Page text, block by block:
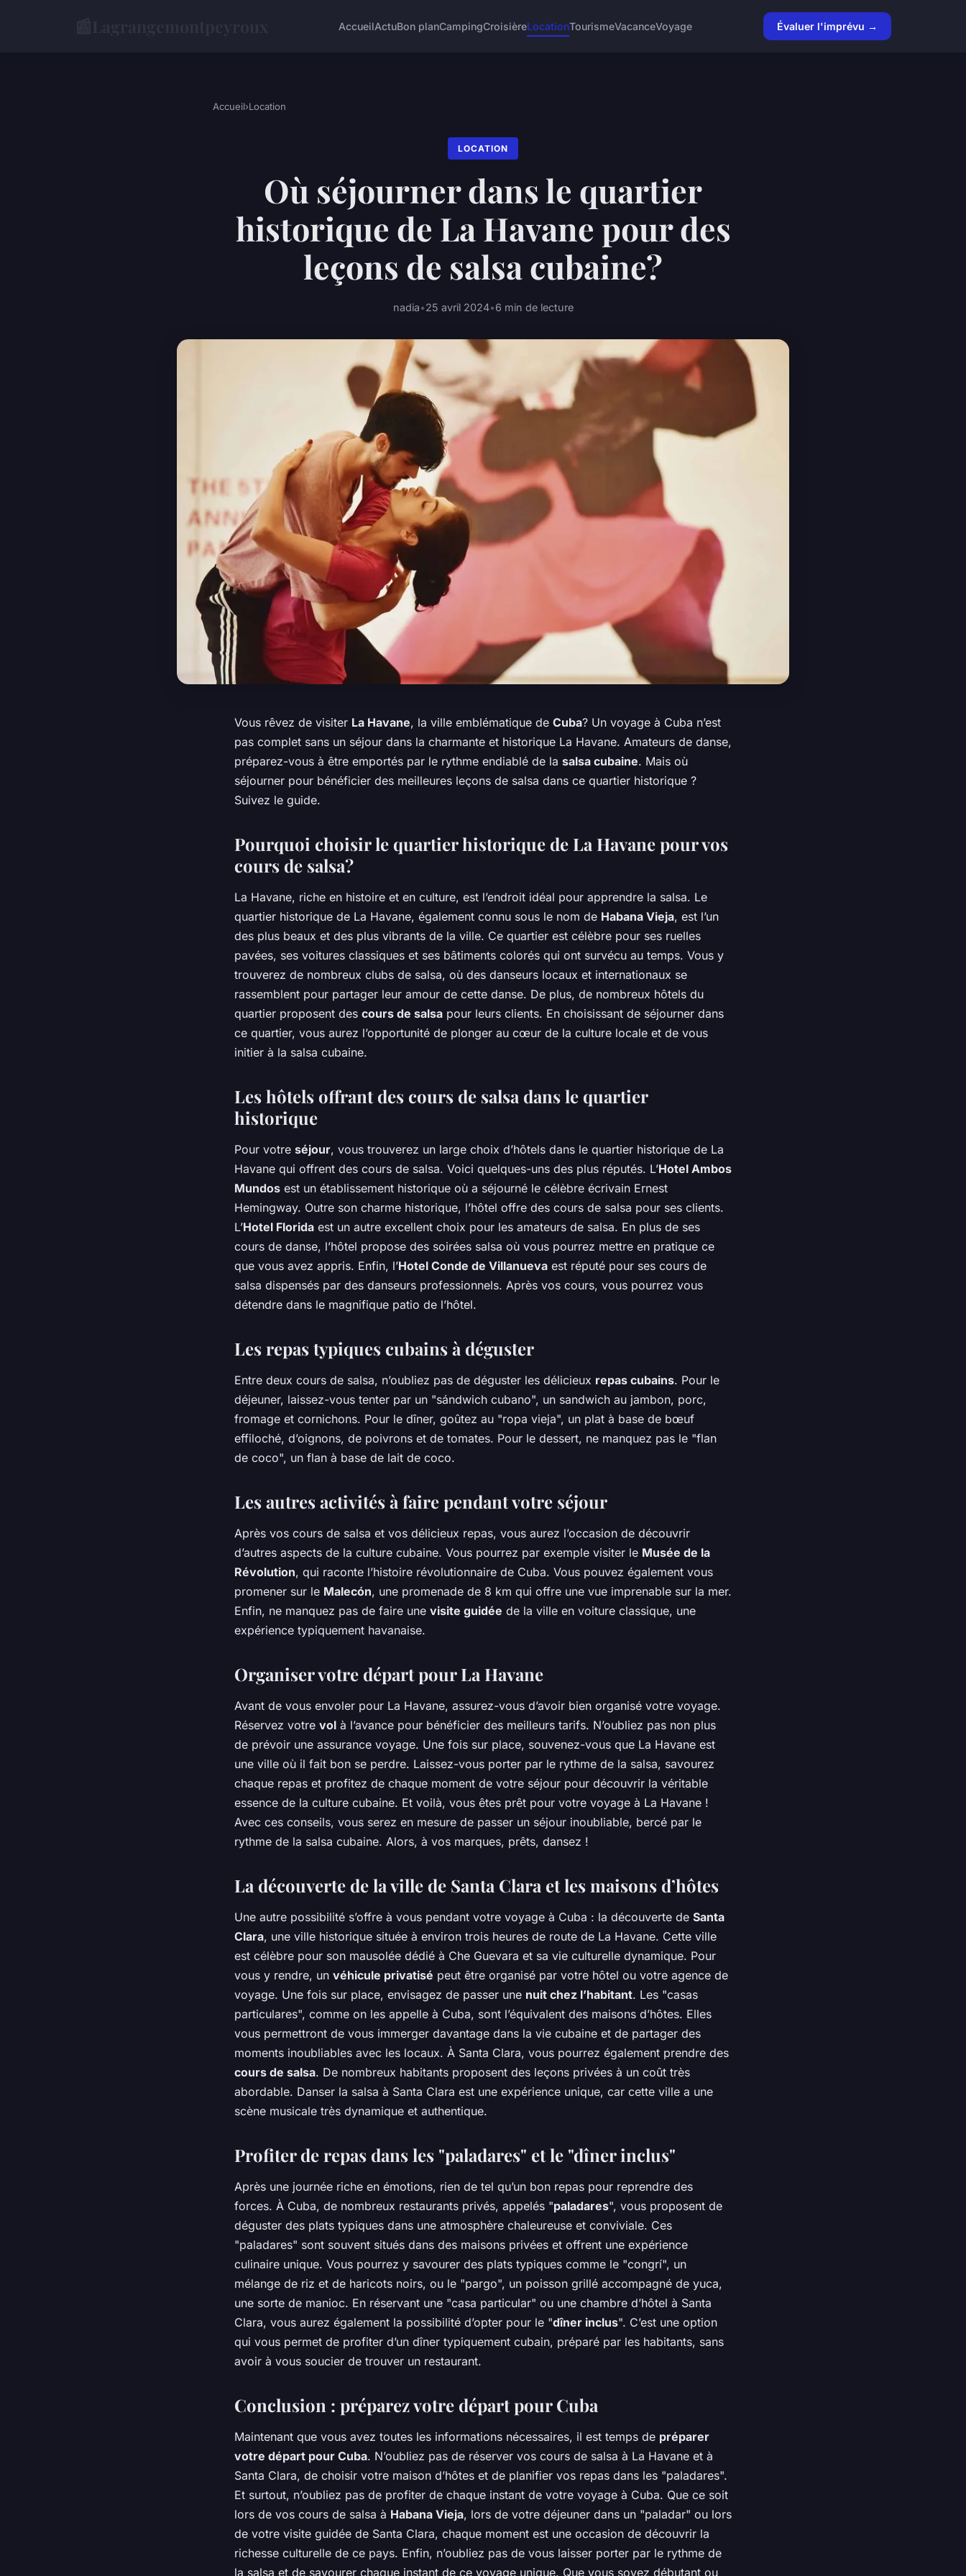
AccueilActuBon planCampingCroisièreLocationTourismeVacanceVoyage Évaluer l'imprévu →
Accueil›Location
LOCATION
Où séjourner dans le quartier
historique de La Havane pour des
leçons de salsa cubaine?
nadia•25 avril 2024•6 min de lecture
Vous rêvez de visiter La Havane, la ville emblématique de Cuba? Un voyage à Cuba n’est
pas complet sans un séjour dans la charmante et historique La Havane. Amateurs de danse,
préparez-vous à être emportés par le rythme endiablé de la salsa cubaine. Mais où
séjourner pour bénéficier des meilleures leçons de salsa dans ce quartier historique ?
Suivez le guide.
Pourquoi choisir le quartier historique de La Havane pour vos
cours de salsa?
La Havane, riche en histoire et en culture, est l’endroit idéal pour apprendre la salsa. Le
quartier historique de La Havane, également connu sous le nom de Habana Vieja, est l’un
des plus beaux et des plus vibrants de la ville. Ce quartier est célèbre pour ses ruelles
pavées, ses voitures classiques et ses bâtiments colorés qui ont survécu au temps. Vous y
trouverez de nombreux clubs de salsa, où des danseurs locaux et internationaux se
rassemblent pour partager leur amour de cette danse. De plus, de nombreux hôtels du
quartier proposent des cours de salsa pour leurs clients. En choisissant de séjourner dans
ce quartier, vous aurez l’opportunité de plonger au cœur de la culture locale et de vous
initier à la salsa cubaine.
Les hôtels offrant des cours de salsa dans le quartier
historique
Pour votre séjour, vous trouverez un large choix d’hôtels dans le quartier historique de La
Havane qui offrent des cours de salsa. Voici quelques-uns des plus réputés. L’Hotel Ambos
Mundos est un établissement historique où a séjourné le célèbre écrivain Ernest
Hemingway. Outre son charme historique, l’hôtel offre des cours de salsa pour ses clients.
L’Hotel Florida est un autre excellent choix pour les amateurs de salsa. En plus de ses
cours de danse, l’hôtel propose des soirées salsa où vous pourrez mettre en pratique ce
que vous avez appris. Enfin, l’Hotel Conde de Villanueva est réputé pour ses cours de
salsa dispensés par des danseurs professionnels. Après vos cours, vous pourrez vous
détendre dans le magnifique patio de l’hôtel.
Les repas typiques cubains à déguster
Entre deux cours de salsa, n’oubliez pas de déguster les délicieux repas cubains. Pour le
déjeuner, laissez-vous tenter par un "sándwich cubano", un sandwich au jambon, porc,
fromage et cornichons. Pour le dîner, goûtez au "ropa vieja", un plat à base de bœuf
effiloché, d’oignons, de poivrons et de tomates. Pour le dessert, ne manquez pas le "flan
de coco", un flan à base de lait de coco.
Les autres activités à faire pendant votre séjour
Après vos cours de salsa et vos délicieux repas, vous aurez l’occasion de découvrir
d’autres aspects de la culture cubaine. Vous pourrez par exemple visiter le Musée de la
Révolution, qui raconte l’histoire révolutionnaire de Cuba. Vous pouvez également vous
promener sur le Malecón, une promenade de 8 km qui offre une vue imprenable sur la mer.
Enfin, ne manquez pas de faire une visite guidée de la ville en voiture classique, une
expérience typiquement havanaise.
Organiser votre départ pour La Havane
Avant de vous envoler pour La Havane, assurez-vous d’avoir bien organisé votre voyage.
Réservez votre vol à l’avance pour bénéficier des meilleurs tarifs. N’oubliez pas non plus
de prévoir une assurance voyage. Une fois sur place, souvenez-vous que La Havane est
une ville où il fait bon se perdre. Laissez-vous porter par le rythme de la salsa, savourez
chaque repas et profitez de chaque moment de votre séjour pour découvrir la véritable
essence de la culture cubaine. Et voilà, vous êtes prêt pour votre voyage à La Havane !
Avec ces conseils, vous serez en mesure de passer un séjour inoubliable, bercé par le
rythme de la salsa cubaine. Alors, à vos marques, prêts, dansez !
La découverte de la ville de Santa Clara et les maisons d’hôtes
Une autre possibilité s’offre à vous pendant votre voyage à Cuba : la découverte de Santa
Clara, une ville historique située à environ trois heures de route de La Havane. Cette ville
est célèbre pour son mausolée dédié à Che Guevara et sa vie culturelle dynamique. Pour
vous y rendre, un véhicule privatisé peut être organisé par votre hôtel ou votre agence de
voyage. Une fois sur place, envisagez de passer une nuit chez l’habitant. Les "casas
particulares", comme on les appelle à Cuba, sont l’équivalent des maisons d’hôtes. Elles
vous permettront de vous immerger davantage dans la vie cubaine et de partager des
moments inoubliables avec les locaux. À Santa Clara, vous pourrez également prendre des
cours de salsa. De nombreux habitants proposent des leçons privées à un coût très
abordable. Danser la salsa à Santa Clara est une expérience unique, car cette ville a une
scène musicale très dynamique et authentique.
Profiter de repas dans les "paladares" et le "dîner inclus"
Après une journée riche en émotions, rien de tel qu’un bon repas pour reprendre des
forces. À Cuba, de nombreux restaurants privés, appelés "paladares", vous proposent de
déguster des plats typiques dans une atmosphère chaleureuse et conviviale. Ces
"paladares" sont souvent situés dans des maisons privées et offrent une expérience
culinaire unique. Vous pourrez y savourer des plats typiques comme le "congrí", un
mélange de riz et de haricots noirs, ou le "pargo", un poisson grillé accompagné de yuca,
une sorte de manioc. En réservant une "casa particular" ou une chambre d’hôtel à Santa
Clara, vous aurez également la possibilité d’opter pour le "dîner inclus". C’est une option
qui vous permet de profiter d’un dîner typiquement cubain, préparé par les habitants, sans
avoir à vous soucier de trouver un restaurant.
Conclusion : préparez votre départ pour Cuba
Maintenant que vous avez toutes les informations nécessaires, il est temps de préparer
votre départ pour Cuba. N’oubliez pas de réserver vos cours de salsa à La Havane et à
Santa Clara, de choisir votre maison d’hôtes et de planifier vos repas dans les "paladares".
Et surtout, n’oubliez pas de profiter de chaque instant de votre voyage à Cuba. Que ce soit
lors de vos cours de salsa à Habana Vieja, lors de votre déjeuner dans un "paladar" ou lors
de votre visite guidée de Santa Clara, chaque moment est une occasion de découvrir la
richesse culturelle de ce pays. Enfin, n’oubliez pas de vous laisser porter par le rythme de
la salsa et de savourer chaque instant de ce voyage unique. Que vous soyez débutant ou